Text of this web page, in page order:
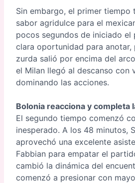
Sin embargo, el primer tiempo
sabor agridulce para el
pocos segundos de iniciado
clara oportunidad para anotar,
zurda salió por encima del
el Milan llegó al descanso con
dominando las acciones.
Bolonia reacciona y completa
El segundo tiempo comenzó
inesperado. A los 48 minutos,
aprovechó una excelente
Fabbian para empatar el
cambió la dinámica del
comenzó a presionar con